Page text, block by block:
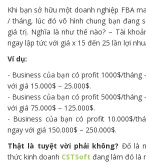
Khi bạn sở hữu một doanh nghiệp FBA
/ tháng, lúc đó vô hình chung bạn đang
giá trị. Nghĩa là như thế nào? – Tài
ngay lập tức với giá x 15 đến 25 lần lợi
Ví dụ:
- Business của bạn có profit 1000$/tháng
với giá 15.000$ – 25.000$.
- Business của bạn có profit 5000$/tháng
với giá 75.000$ – 125.000$.
- Business của bạn có profit 10.000$/
ngay với giá 150.000$ – 250.000$.
Thật là tuyệt vời phải không? Đố là
thức kinh doanh CSTSoft đang làm đó là